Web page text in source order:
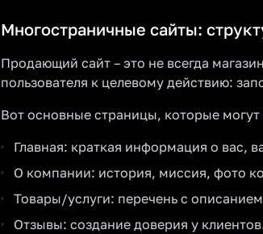
Многостраничные сайты:
Продающий сайт – это не всегда
пользователя к целевому действию:
Вот основные страницы, которые могут
Главная: краткая информация о вас,
О компании: история, миссия, фото
Товары/услуги: перечень с
Отзывы: создание доверия у